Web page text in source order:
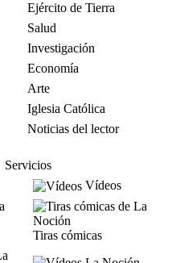
Ejército de Tierra
Salud
Investigación
Economía
Arte
Iglesia Católica
Noticias del lector
Servicios
Vídeos
Tiras cómicas